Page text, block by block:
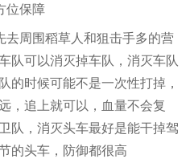
位保障
周围稻草人和狙击手多的营
队可以消灭掉车队，消灭车队
的时候可能不是一次性打掉，
，追上就可以，血量不会复
队，消灭头车最好是能干掉驾
的头车，防御都很高